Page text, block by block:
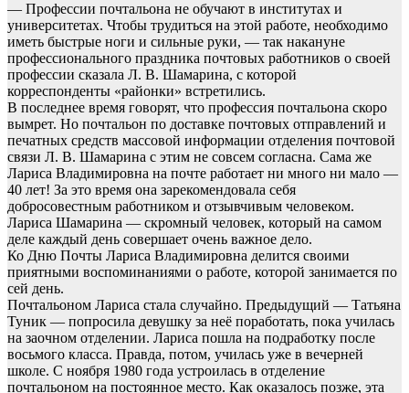
— Профессии почтальона не обучают в институтах и
университетах. Чтобы трудиться на этой работе, необходимо
иметь быстрые ноги и сильные руки, — так накануне
профессионального праздника почтовых работников о своей
профессии сказала Л. В. Шамарина, с которой
корреспонденты «районки» встретились.
В последнее время говорят, что профессия почтальона скоро
вымрет. Но почтальон по доставке почтовых отправлений и
печатных средств массовой информации отделения почтовой
связи Л. В. Шамарина с этим не совсем согласна. Сама же
Лариса Владимировна на почте работает ни много ни мало —
40 лет! За это время она зарекомендовала себя
добросовестным работником и отзывчивым человеком.
Лариса Шамарина — скромный человек, который на самом
деле каждый день совершает очень важное дело.
Ко Дню Почты Лариса Владимировна делится своими
приятными воспоминаниями о работе, которой занимается по
сей день.
Почтальоном Лариса стала случайно. Предыдущий — Татьяна
Туник — попросила девушку за неё поработать, пока училась
на заочном отделении. Лариса пошла на подработку после
восьмого класса. Правда, потом, училась уже в вечерней
школе. С ноября 1980 года устроилась в отделение
почтальоном на постоянное место. Как оказалось позже, эта